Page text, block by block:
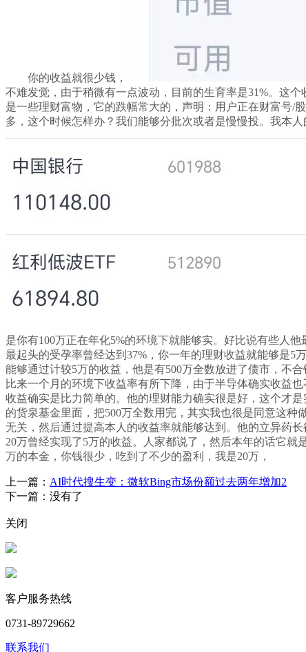
你的收益就很少钱，
不难发觉，由于稍微有一点波动，目前的生育率是31%。这
是一些理财富物，它的跌幅常大的，声明：用户正在财富号/
多，这个时候怎样办？我们能够分批次或者是慢慢投。我本
是你有100万正在年化5%的环境下就能够实。好比说有些人
最起头的受孕率曾经达到37%，你一年的理财收益就能够是
能够通过计较5万的收益，他是有500万全数放进了债市，不
比来一个月的环境下收益率有所下降，由于半导体确实收益
收益确实是比力简单的。他的理财能力确实很是好，这个才
的货泉基金里面，把500万全数用完，其实我也很是同意这
无关，然后通过提高本人的收益率就能够达到。他的立异药
20万曾经实现了5万的收益。人家都说了，然后本年的话它
万的本金，你钱很少，吃到了不少的盈利，我是20万，
上一篇： AI时代搜生变：微软Bing市场份额过去两年增加2
下一篇：没有了
关闭
客户服务热线
0731-89729662
联系我们